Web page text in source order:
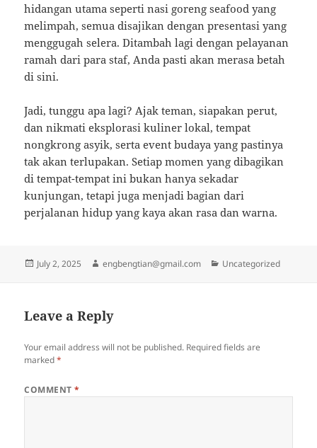
hidangan utama seperti nasi goreng seafood yang
melimpah, semua disajikan dengan presentasi yang
menggugah selera. Ditambah lagi dengan pelayanan
ramah dari para staf, Anda pasti akan merasa betah
di sini.
Jadi, tunggu apa lagi? Ajak teman, siapakan perut,
dan nikmati eksplorasi kuliner lokal, tempat
nongkrong asyik, serta event budaya yang pastinya
tak akan terlupakan. Setiap momen yang dibagikan
di tempat-tempat ini bukan hanya sekadar
kunjungan, tetapi juga menjadi bagian dari
perjalanan hidup yang kaya akan rasa dan warna.
Posted
July 2, 2025 Author
engbengtian@gmail.com Categories
Uncategorized
Leave a Reply
Your email address will not be published. Required fields are
marked*
COMMENT*